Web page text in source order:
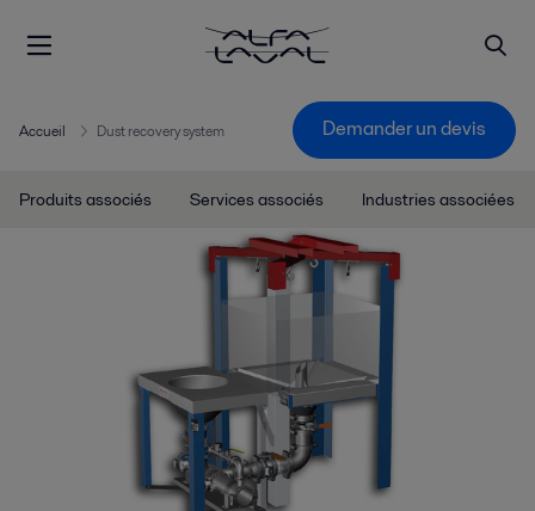
Accueil Dust recovery system Demander un devis
Produits associés Services associés Industries associées